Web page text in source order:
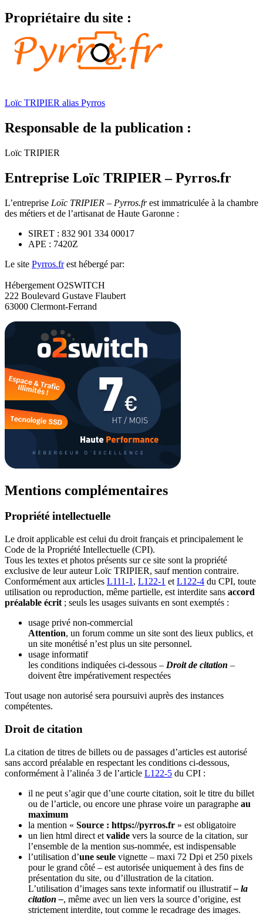
Propriétaire du site :
Loïc TRIPIER alias Pyrros
Responsable de la publication :
Loïc TRIPIER
Entreprise Loïc TRIPIER – Pyrros.fr
L’entreprise Loïc TRIPIER – Pyrros.frest immatriculée à la chambre
des métiers et de l’artisanat de Haute Garonne :
SIRET : 832 901 334 00017
APE : 7420Z
Le site Pyrros.frest hébergé par:
Hébergement O2SWITCH
222 Boulevard Gustave Flaubert
63000 Clermont-Ferrand
Mentions complémentaires
Propriété intellectuelle
Le droit applicable est celui du droit français et principalement le
Code de la Propriété Intellectuelle (CPI).
Tous les textes et photos présents sur ce site sont la propriété
exclusive de leur auteur Loïc TRIPIER, sauf mention contraire.
Conformément aux articles L111-1 , L122-1 et L122-4 du CPI, toute
utilisation ou reproduction, même partielle, est interdite sans accord
préalable écrit ; seuls les usages suivants en sont exemptés :
usage privé non-commercial
Attention, un forum comme un site sont des lieux publics, et
un site monétisé n’est plus un site personnel.
usage informatif
les conditions indiquées ci-dessous – Droit de citation –
doivent être impérativement respectées
Tout usage non autorisé sera poursuivi auprès des instances
compétentes.
Droit de citation
La citation de titres de billets ou de passages d’articles est autorisé
sans accord préalable en respectant les conditions ci-dessous,
conformément à l’alinéa 3 de l’article L122-5 du CPI :
il ne peut s’agir que d’une courte citation, soit le titre du billet
ou de l’article, ou encore une phrase voire un paragraphe au
maximum
la mention « Source : https://pyrros.fr » est obligatoire
un lien html direct et valide vers la source de la citation, sur
l’ensemble de la mention sus-nommée, est indispensable
l’utilisation d’une seule vignette – maxi 72 Dpi et 250 pixels
pour le grand côté – est autorisée uniquement à des fins de
présentation du site, ou d’illustration de la citation.
L’utilisation d’images sans texte informatif ou illustratif– la
citation –, même avec un lien vers la source d’origine, est
strictement interdite, tout comme le recadrage des images.